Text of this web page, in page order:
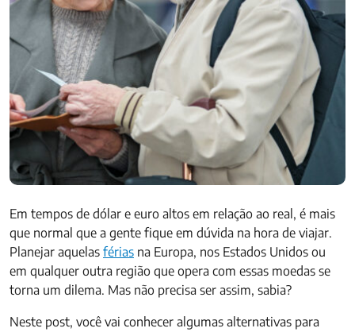
Em tempos de dólar e euro altos em relação ao real, é mais
que normal que a gente fique em dúvida na hora de viajar.
Planejar aquelas férias na Europa, nos Estados Unidos ou
em qualquer outra região que opera com essas moedas se
torna um dilema. Mas não precisa ser assim, sabia?
Neste post, você vai conhecer algumas alternativas para